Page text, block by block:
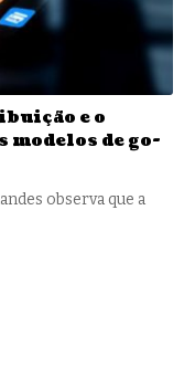
e o
modelos de go-
observa que a